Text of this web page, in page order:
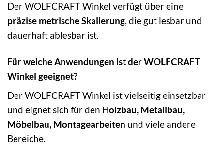
Der WOLFCRAFT Winkel verfügt über eine
präzise metrische Skalierung, die gut lesbar und
dauerhaft ablesbar ist.
Für welche Anwendungen ist der WOLFCRAFT
Winkel geeignet?
Der WOLFCRAFT Winkel ist vielseitig einsetzbar
und eignet sich für den Holzbau, Metallbau,
Möbelbau, Montagearbeiten und viele andere
Bereiche.